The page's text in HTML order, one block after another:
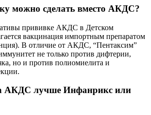
можно сделать вместо АКДС?
прививке АКДС в Детском
вакцинация импортным препаратом
В отличие от АКДС, “Пентаксим”
не только против дифтерии,
но и против полиомиелита и
АКДС лучше Инфанрикс или